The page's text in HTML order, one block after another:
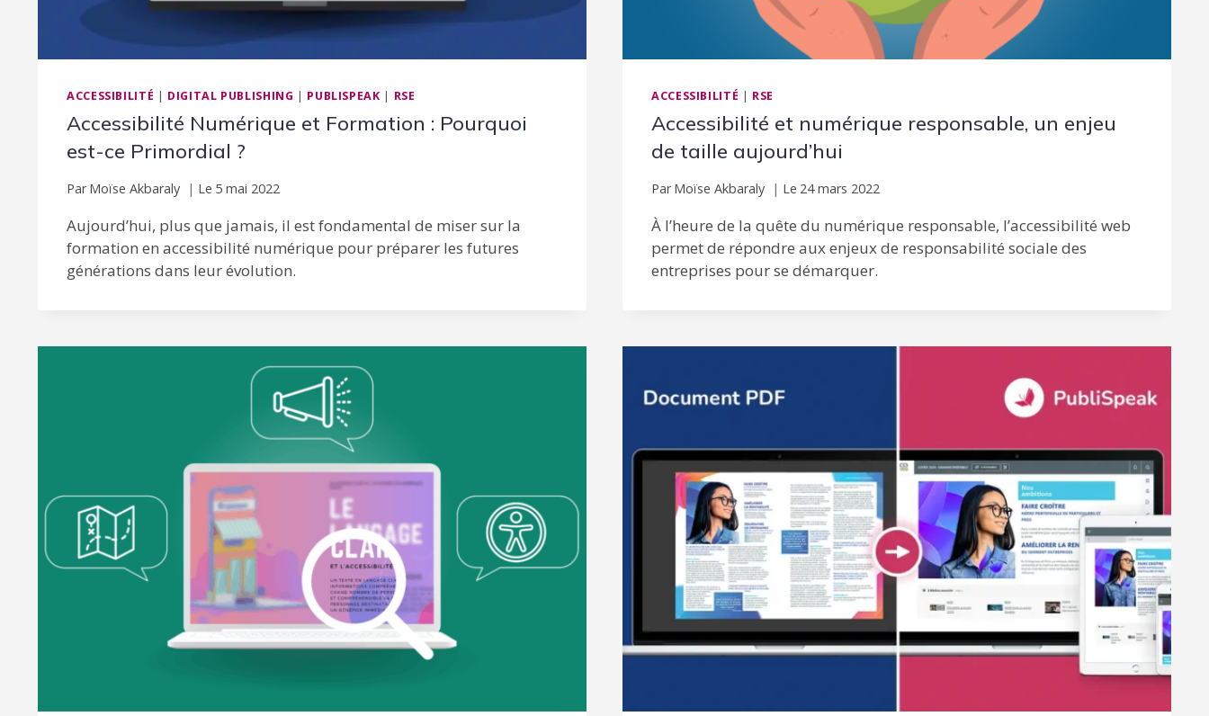
ACCESSIBILITÉ | DIGITAL PUBLISHING | PUBLISPEAK | RSE
Accessibilité Numérique et Formation : Pourquoi
est-ce Primordial ?
Par Moïse Akbaraly Le 5 mai 2022
Aujourd’hui, plus que jamais, il est fondamental de miser sur la
formation en accessibilité numérique pour préparer les futures
générations dans leur évolution.
ACCESSIBILITÉ | RSE
Accessibilité et numérique responsable, un enjeu
de taille aujourd’hui
Par Moïse Akbaraly Le 24 mars 2022
À l’heure de la quête du numérique responsable, l’accessibilité web
permet de répondre aux enjeux de responsabilité sociale des
entreprises pour se démarquer.